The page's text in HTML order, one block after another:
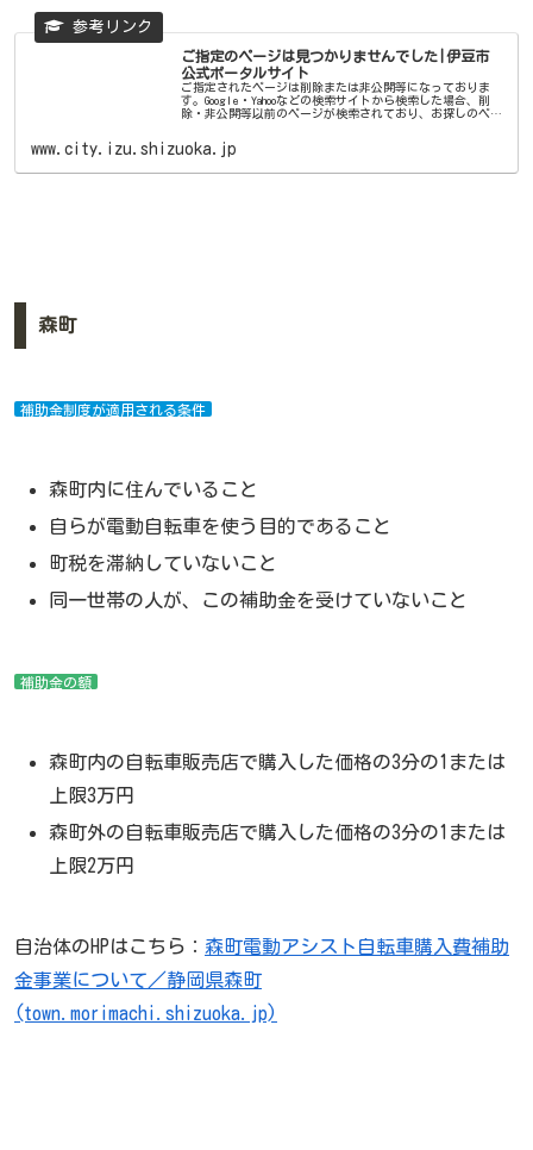
ご指定のページは見つかりませんでした|伊豆市
公式ポータルサイト
ご指定されたページは削除または非公開等になっておりま
す。Google・Yahooなどの検索サイトから検索した場合、削
除・非公開等以前のページが検索されており、お探しのペー
は、1か月程度続...
www.city.izu.shizuoka.jp
森町
補助金制度が適用される条件
森町内に住んでいること
自らが電動自転車を使う目的であること
町税を滞納していないこと
同一世帯の人が、この補助金を受けていないこと
補助金の額
森町内の自転車販売店で購入した価格の3分の1または
上限3万円
森町外の自転車販売店で購入した価格の3分の1または
上限2万円
自治体のHPはこちら： 森町電動アシスト自転車購入費補助
金事業について／静岡県森町
(town.morimachi.shizuoka.jp)